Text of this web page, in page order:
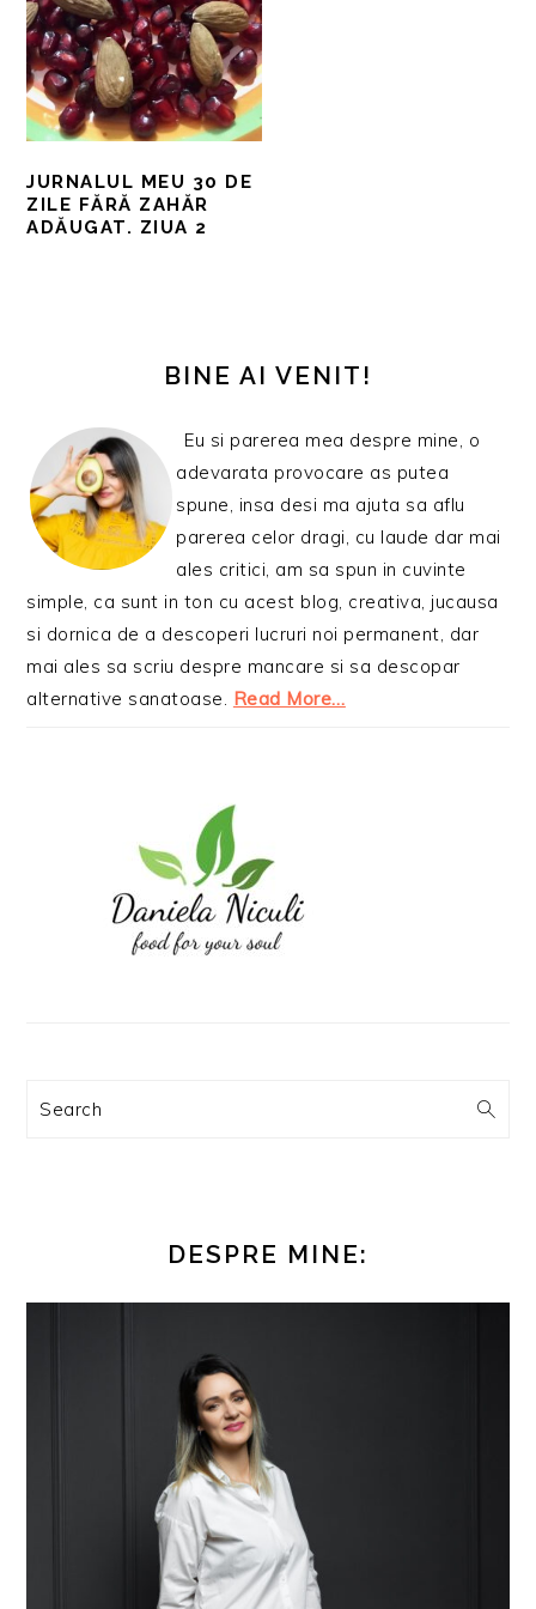
JURNALUL MEU 30 DE
ZILE FĂRĂ ZAHĂR
ADĂUGAT. ZIUA 2
PRINCIPALĂBINE AI VENIT!
Eu si parerea mea despre mine, o
adevarata provocare as putea
spune, insa desi ma ajuta sa aflu
parerea celor dragi, cu laude dar mai
ales critici, am sa spun in cuvinte
simple, ca sunt in ton cu acest blog, creativa, jucausa
si dornica de a descoperi lucruri noi permanent, dar
mai ales sa scriu despre mancare si sa descopar
alternative sanatoase. Read More…
Search
DESPRE MINE: